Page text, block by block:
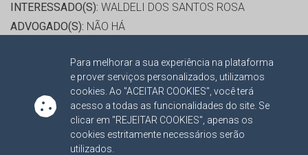
Para melhorar a sua experiência na plataforma
e prover serviços personalizados, utilizamos
cookies. Ao "ACEITAR COOKIES", você terá
acesso a todas as funcionalidades do site. Se
clicar em "REJEITAR COOKIES", apenas os
cookies estritamente necessários serão
utilizados.
INTERESSADO(S): WALDELI DOS SANTOS ROSA
ADVOGADO(S): NÃO HÁ
CONS.SUBS. CÉLIO LIMA DE OLIVEIRA
TC/3945/2022
ASSUNTO:
CONTAS DE GESTÃO 2021
PROTOCOLO:2162543
MINISTÉRIO PÚBLICO ESTADUAL - PGJ